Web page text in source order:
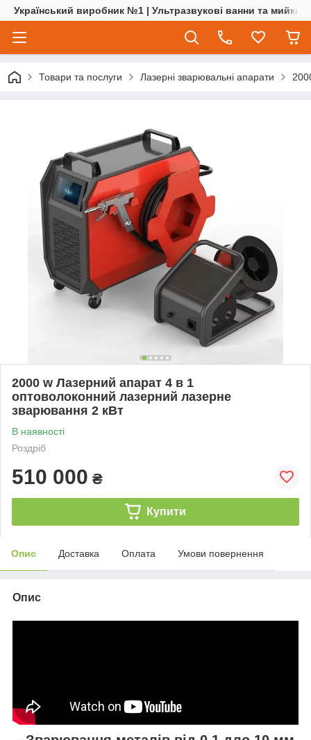
Український виробник №1 | Ультразвукові ванни та мийки |
Товари та послуги Лазерні зварювальні апарати
2000 w Лазерний апарат 4 в 1
оптоволоконний лазерний лазерне
зварювання 2 кВт
В наявності
Роздріб
510 000 ₴
Купити
Опис Доставка Оплата Умови повернення
Опис